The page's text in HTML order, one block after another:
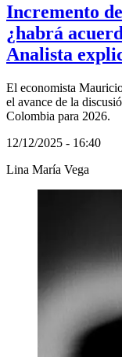
Incremento
¿habrá
Analista
El economista
el avance de la
Colombia para 2026.
12/12/2025 - 16:40
Lina María Vega